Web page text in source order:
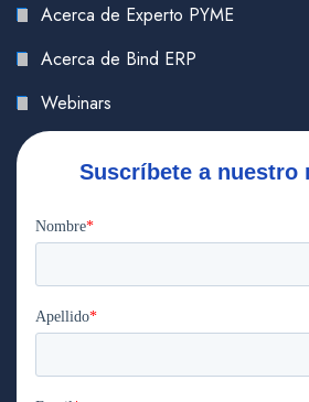
Acerca de Experto PYME
Acerca de Bind ERP
Webinars
Suscríbete a nuestro